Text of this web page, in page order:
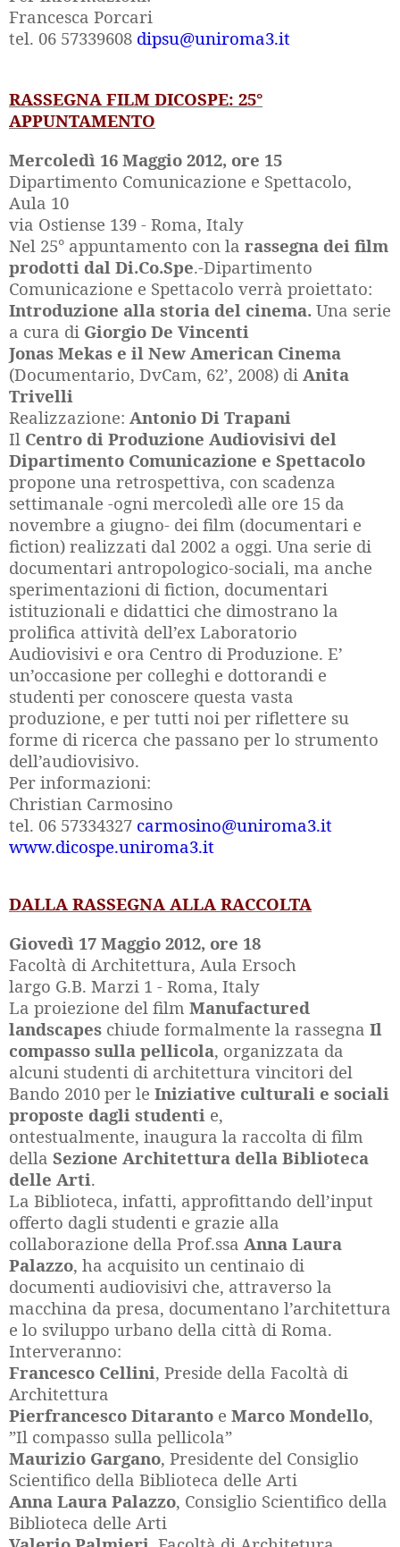
Francesca Porcari
tel. 06 57339608 dipsu@uniroma3.it
RASSEGNA FILM DICOSPE: 25°
APPUNTAMENTO
Mercoledì 16 Maggio 2012, ore 15
Dipartimento Comunicazione e Spettacolo,
Aula 10
via Ostiense 139 - Roma, Italy
Nel 25° appuntamento con la rassegna dei film
prodotti dal Di.Co.Spe.-Dipartimento
Comunicazione e Spettacolo verrà proiettato:
Introduzione alla storia del cinema. Una serie
a cura di Giorgio De Vincenti
Jonas Mekas e il New American Cinema
(Documentario, DvCam, 62’, 2008) di Anita
Trivelli
Realizzazione: Antonio Di Trapani
Il Centro di Produzione Audiovisivi del
Dipartimento Comunicazione e Spettacolo
propone una retrospettiva, con scadenza
settimanale -ogni mercoledì alle ore 15 da
novembre a giugno- dei film (documentari e
fiction) realizzati dal 2002 a oggi. Una serie di
documentari antropologico-sociali, ma anche
sperimentazioni di fiction, documentari
istituzionali e didattici che dimostrano la
prolifica attività dell’ex Laboratorio
Audiovisivi e ora Centro di Produzione. E’
un’occasione per colleghi e dottorandi e
studenti per conoscere questa vasta
produzione, e per tutti noi per riflettere su
forme di ricerca che passano per lo strumento
dell’audiovisivo.
Per informazioni:
Christian Carmosino
tel. 06 57334327 carmosino@uniroma3.it
www.dicospe.uniroma3.it
DALLA RASSEGNA ALLA RACCOLTA
Giovedì 17 Maggio 2012, ore 18
Facoltà di Architettura, Aula Ersoch
largo G.B. Marzi 1 - Roma, Italy
La proiezione del film Manufactured
landscapes chiude formalmente la rassegna Il
compasso sulla pellicola, organizzata da
alcuni studenti di architettura vincitori del
Bando 2010 per le Iniziative culturali e sociali
proposte dagli studenti e,
ontestualmente, inaugura la raccolta di film
della Sezione Architettura della Biblioteca
delle Arti.
La Biblioteca, infatti, approfittando dell’input
offerto dagli studenti e grazie alla
collaborazione della Prof.ssa Anna Laura
Palazzo, ha acquisito un centinaio di
documenti audiovisivi che, attraverso la
macchina da presa, documentano l’architettura
e lo sviluppo urbano della città di Roma.
Interveranno:
Francesco Cellini, Preside della Facoltà di
Architettura
Pierfrancesco Ditaranto e Marco Mondello,
”Il compasso sulla pellicola”
Maurizio Gargano, Presidente del Consiglio
Scientifico della Biblioteca delle Arti
Anna Laura Palazzo, Consiglio Scientifico della
Biblioteca delle Arti